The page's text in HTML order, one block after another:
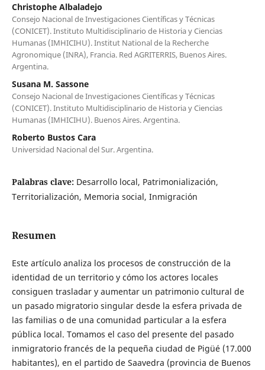
Christophe Albaladejo
Consejo Nacional de Investigaciones Científicas y Técnicas
(CONICET). Instituto Multidisciplinario de Historia y Ciencias
Humanas (IMHICIHU). Institut National de la Recherche
Agronomique (INRA), Francia. Red AGRITERRIS, Buenos Aires.
Argentina.
Susana M. Sassone
Consejo Nacional de Investigaciones Científicas y Técnicas
(CONICET). Instituto Multidisciplinario de Historia y Ciencias
Humanas (IMHICIHU). Buenos Aires. Argentina.
Roberto Bustos Cara
Universidad Nacional del Sur. Argentina.
Palabras clave: Desarrollo local, Patrimonialización,
Territorialización, Memoria social, Inmigración
Resumen
Este artículo analiza los procesos de construcción de la
identidad de un territorio y cómo los actores locales
consiguen trasladar y aumentar un patrimonio cultural de
un pasado migratorio singular desde la esfera privada de
las familias o de una comunidad particular a la esfera
pública local. Tomamos el caso del presente del pasado
inmigratorio francés de la pequeña ciudad de Pigüé (17.000
habitantes), en el partido de Saavedra (provincia de Buenos